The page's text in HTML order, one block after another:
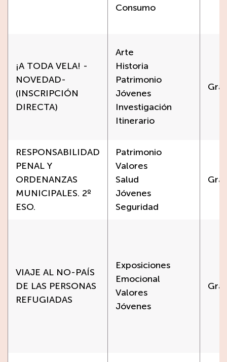
Consumo
¡A TODA VELA! -
NOVEDAD-
(INSCRIPCIÓN
DIRECTA)
Arte
Historia
Patrimonio
Jóvenes
Investigación
Itinerario
RESPONSABILIDAD
PENAL Y
ORDENANZAS
MUNICIPALES. 2º
ESO.
Patrimonio
Valores
Salud
Jóvenes
Seguridad
VIAJE AL NO-PAÍS
DE LAS PERSONAS
REFUGIADAS
Exposiciones
Emocional
Valores
Jóvenes